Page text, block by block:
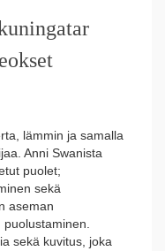
lämmin ja samalla
Anni Swanista
puolet;
sekä
aseman
sekä kuvitus, joka